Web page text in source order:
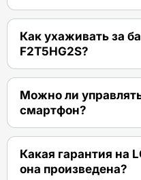
Как ухаживать за
F2T5HG2S?
Можно ли
смартфон?
Какая гарантия на
она произведена?